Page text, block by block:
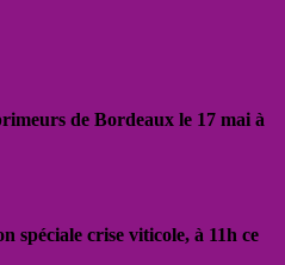
de Bordeaux le 17 mai à
spéciale crise viticole, à 11h ce